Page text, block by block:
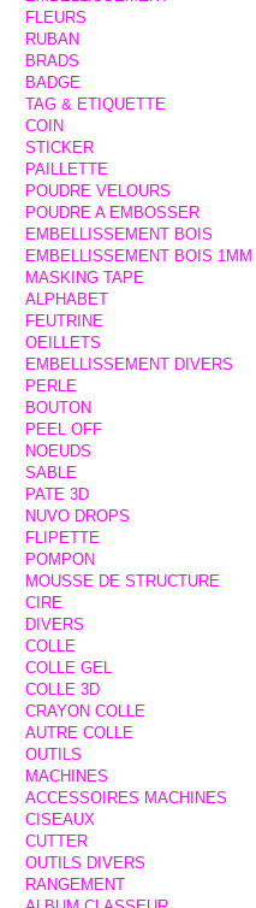
FLEURS
RUBAN
BRADS
BADGE
TAG & ETIQUETTE
COIN
STICKER
PAILLETTE
POUDRE VELOURS
POUDRE A EMBOSSER
EMBELLISSEMENT BOIS
EMBELLISSEMENT BOIS 1MM
MASKING TAPE
ALPHABET
FEUTRINE
OEILLETS
EMBELLISSEMENT DIVERS
PERLE
BOUTON
PEEL OFF
NOEUDS
SABLE
PATE 3D
NUVO DROPS
FLIPETTE
POMPON
MOUSSE DE STRUCTURE
CIRE
DIVERS
COLLE
COLLE GEL
COLLE 3D
CRAYON COLLE
AUTRE COLLE
OUTILS
MACHINES
ACCESSOIRES MACHINES
CISEAUX
CUTTER
OUTILS DIVERS
RANGEMENT